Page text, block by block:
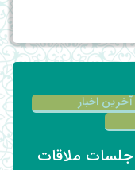
آخرین اخبار
جلسات ملاقات